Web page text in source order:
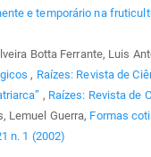
e temporário na
Botta Ferrante, Luis
, Raízes: Revista de
, Raízes: Revista de
Lemuel Guerra, Formas
n. 1 (2002)